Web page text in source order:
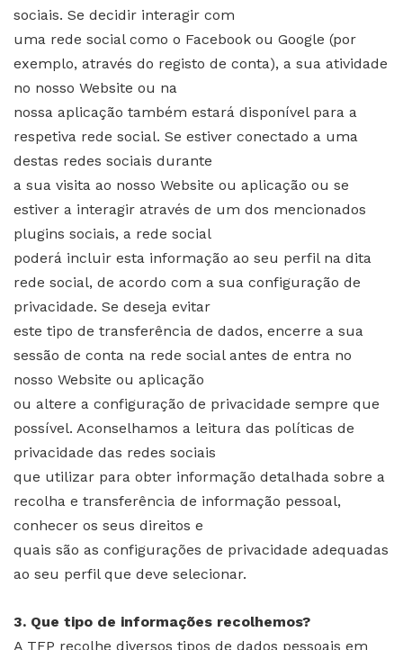
sociais. Se decidir interagir com
uma rede social como o Facebook ou Google (por
exemplo, através do registo de conta), a sua atividade
no nosso Website ou na
nossa aplicação também estará disponível para a
respetiva rede social. Se estiver conectado a uma
destas redes sociais durante
a sua visita ao nosso Website ou aplicação ou se
estiver a interagir através de um dos mencionados
plugins sociais, a rede social
poderá incluir esta informação ao seu perfil na dita
rede social, de acordo com a sua configuração de
privacidade. Se deseja evitar
este tipo de transferência de dados, encerre a sua
sessão de conta na rede social antes de entra no
nosso Website ou aplicação
ou altere a configuração de privacidade sempre que
possível. Aconselhamos a leitura das políticas de
privacidade das redes sociais
que utilizar para obter informação detalhada sobre a
recolha e transferência de informação pessoal,
conhecer os seus direitos e
quais são as configurações de privacidade adequadas
ao seu perfil que deve selecionar.
3. Que tipo de informações recolhemos?
A TFP recolhe diversos tipos de dados pessoais em